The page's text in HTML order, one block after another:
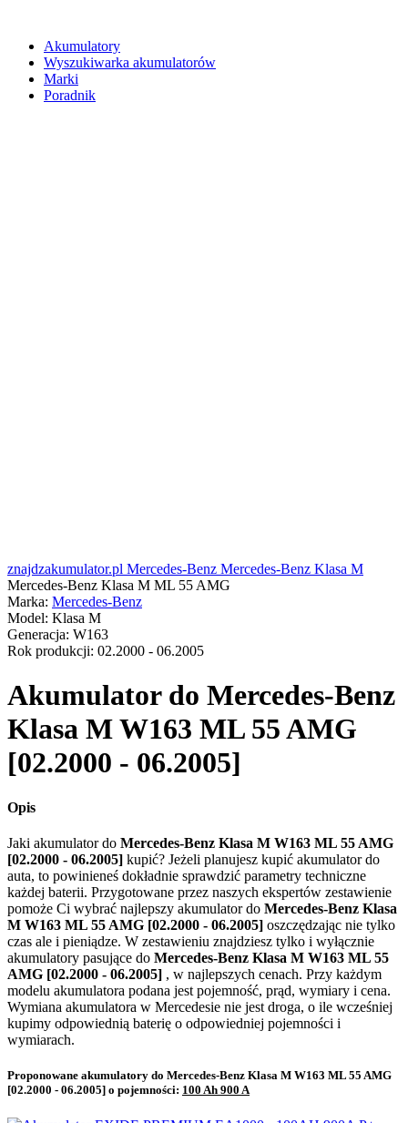
Akumulatory
Wyszukiwarka akumulatorów
Marki
Poradnik
znajdzakumulator.pl Mercedes-Benz Mercedes-Benz Klasa M
Mercedes-Benz Klasa M ML 55 AMG
Marka: Mercedes-Benz
Model: Klasa M
Generacja: W163
Rok produkcji: 02.2000 - 06.2005
Akumulator do Mercedes-Benz
Klasa M W163 ML 55 AMG
[02.2000 - 06.2005]
Opis
Jaki akumulator do Mercedes-Benz Klasa M W163 ML 55 AMG
[02.2000 - 06.2005] kupić? Jeżeli planujesz kupić akumulator do
auta, to powinieneś dokładnie sprawdzić parametry techniczne
każdej baterii. Przygotowane przez naszych ekspertów zestawienie
pomoże Ci wybrać najlepszy akumulator do Mercedes-Benz Klasa
M W163 ML 55 AMG [02.2000 - 06.2005] oszczędzając nie tylko
czas ale i pieniądze. W zestawieniu znajdziesz tylko i wyłącznie
akumulatory pasujące do Mercedes-Benz Klasa M W163 ML 55
AMG [02.2000 - 06.2005] , w najlepszych cenach. Przy każdym
modelu akumulatora podana jest pojemność, prąd, wymiary i cena.
Wymiana akumulatora w Mercedesie nie jest droga, o ile wcześniej
kupimy odpowiednią baterię o odpowiedniej pojemności i
wymiarach.
Proponowane akumulatory do Mercedes-Benz Klasa M W163 ML 55 AMG
[02.2000 - 06.2005] o pojemności: 100 Ah 900 A